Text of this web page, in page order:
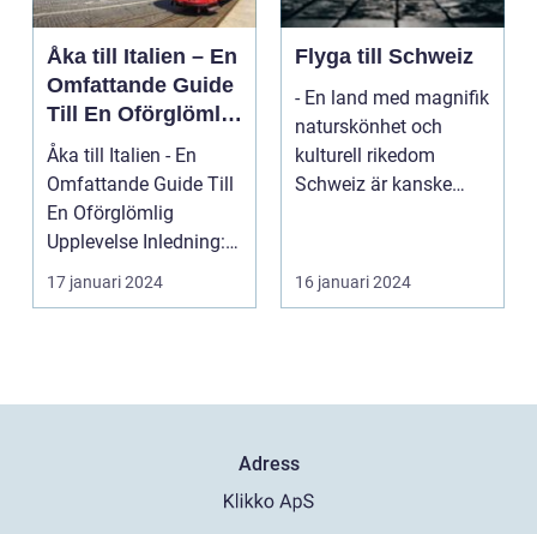
Åka till Italien – En
Omfattande Guide
Till En Oförglömlig
Upplevelse
Åka till Italien - En
Omfattande Guide Till
En Oförglömlig
Upplevelse Inledning:
Italien, ett land...
17 januari 2024
Flyga till Schweiz
- En land med magnifik
naturskönhet och
kulturell rikedom
Schweiz är kanske
16 januari 2024
Adress